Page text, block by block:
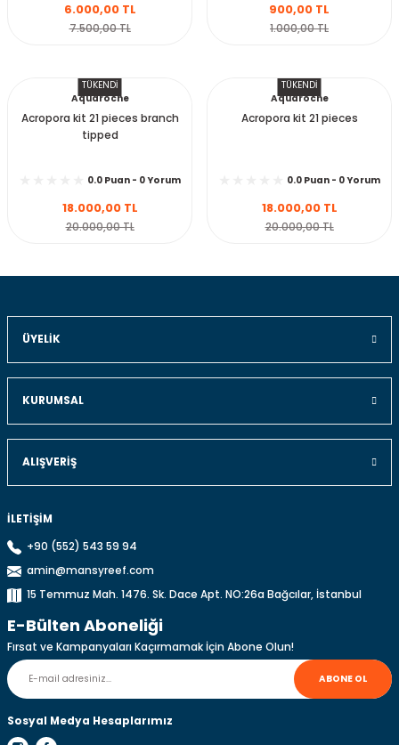
6.000,00 TL
7.500,00 TL
Sepete Ekle
900,00 TL
1.000,00 TL
Sepete Ekle
TÜKENDİ
Aquaroche
Acropora kit 21 pieces branch
tipped
0.0 Puan - 0 Yorum
18.000,00 TL
20.000,00 TL
Stokta Yok
TÜKENDİ
Aquaroche
Acropora kit 21 pieces
0.0 Puan - 0 Yorum
18.000,00 TL
20.000,00 TL
Stokta Yok
ÜYELIK
KURUMSAL
ALIŞVERIŞ
İLETİŞİM
+90 (552) 543 59 94
amin@mansyreef.com
15 Temmuz Mah. 1476. Sk. Dace Apt. NO:26a Bağcılar, İstanbul
E-Bülten Aboneliği
Fırsat ve Kampanyaları Kaçırmamak İçin Abone Olun!
ABONE OL
Sosyal Medya Hesaplarımız